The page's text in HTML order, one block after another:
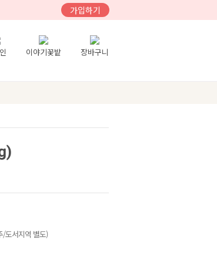
가입하기
이야기꽃밭 장바구니
/도서지역 별도)